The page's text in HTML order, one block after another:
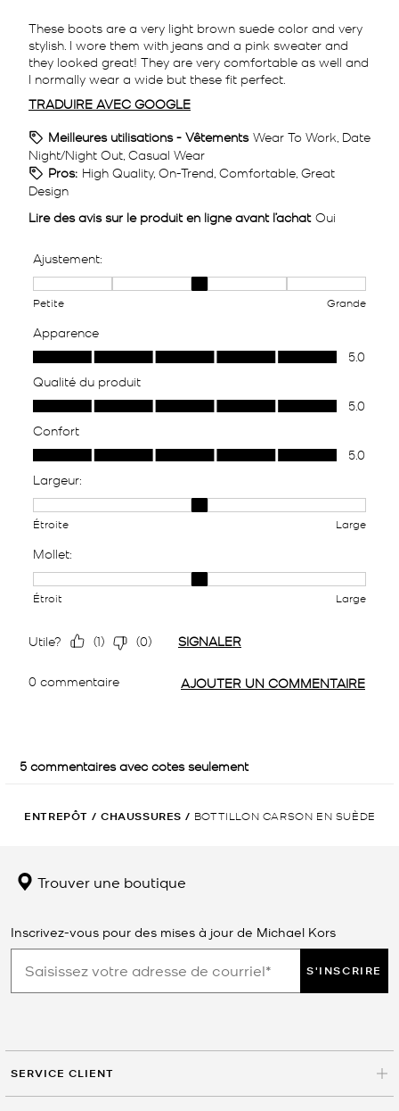
ENTREPÔT / CHAUSSURES / BOTTILLON CARSON EN SUÈDE
Trouver une boutique
Inscrivez-vous pour des mises à jour de Michael Kors
S'INSCRIRE
SERVICE CLIENT